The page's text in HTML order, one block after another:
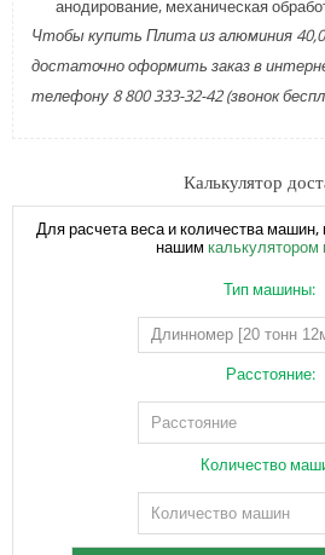
анодирование, механическая
Чтобы купить Плита из алюминия
достаточно оформить заказ в
телефону 8 800 333-32-42 (звонок
Калькулятор
Для расчета веса и количества
нашим
Тип машины:
Расстояние:
Количество